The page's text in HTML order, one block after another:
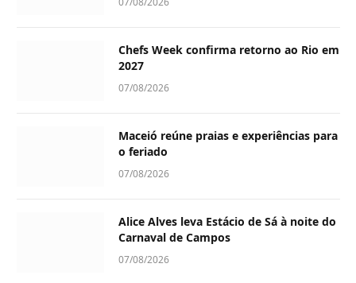
Chefs Week confirma retorno ao Rio em
2027
07/08/2026
Maceió reúne praias e experiências para
o feriado
07/08/2026
Alice Alves leva Estácio de Sá à noite do
Carnaval de Campos
07/08/2026